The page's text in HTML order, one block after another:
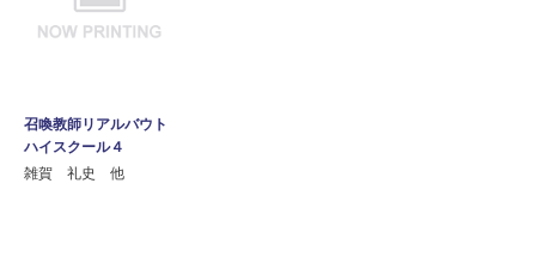
召喚教師リアルバウト
ハイスクール４
雑賀 礼史 他